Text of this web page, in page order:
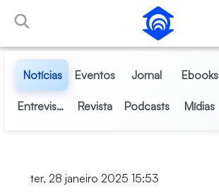
Pular para o Conteúdo principal
Notícias Eventos Jornal Ebooks
Entrevistas Revista Podcasts Mídias
ter, 28 janeiro 2025 15:53